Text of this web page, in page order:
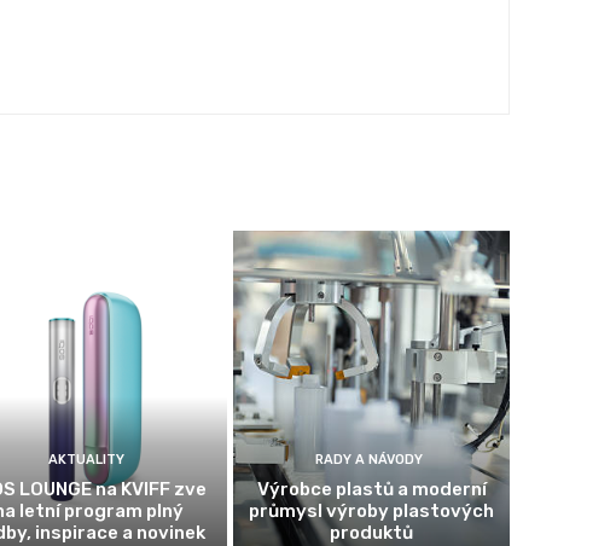
AKTUALITY
LOUNGE na KVIFF zve
letní program plný
inspirace a novinek
RADY A NÁVODY
Výrobce plastů a moderní
průmysl výroby plastových
produktů